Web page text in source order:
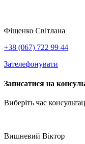
Фіщенко Світлана
+38 (067) 722 99 44
Зателефонувати
Записатися на
Виберіть час
Вишневий Віктор